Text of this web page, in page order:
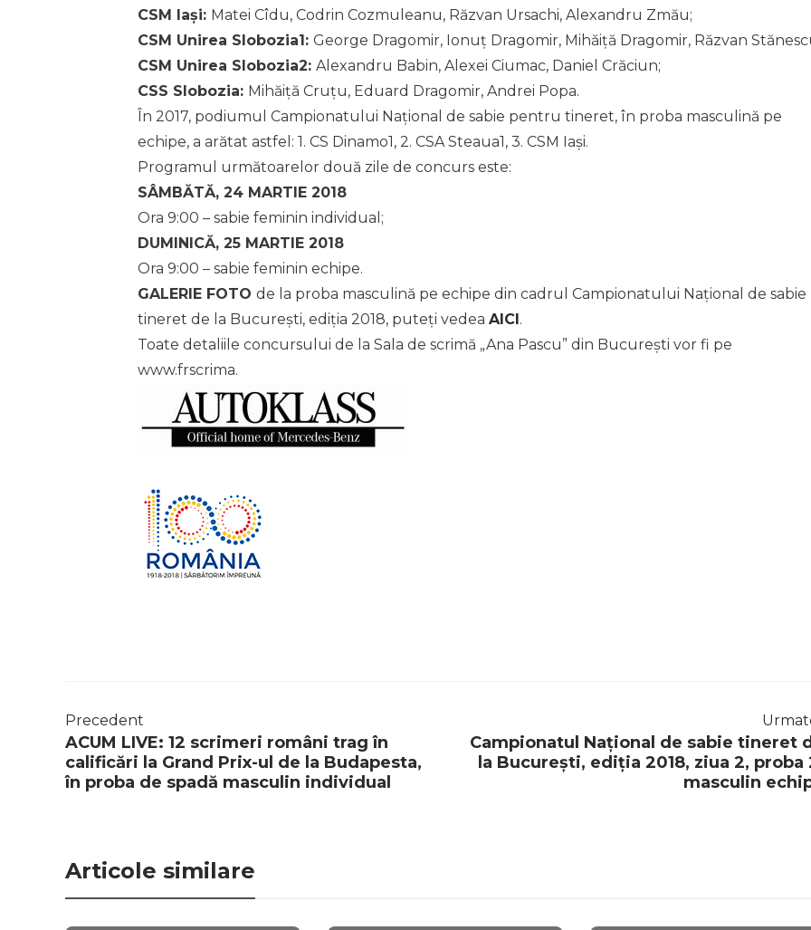
CSM Iași: Matei Cîdu, Codrin Cozmuleanu, Răzvan Ursachi, Alexandru Zmău;
CSM Unirea Slobozia1: George Dragomir, Ionuț Dragomir, Mihăiță Dragomir, Răzvan
CSM Unirea Slobozia2: Alexandru Babin, Alexei Ciumac, Daniel Crăciun;
CSS Slobozia: Mihăiță Cruțu, Eduard Dragomir, Andrei Popa.
În 2017, podiumul Campionatului Național de sabie pentru tineret, în proba masculină pe
echipe, a arătat astfel: 1. CS Dinamo1, 2. CSA Steaua1, 3. CSM Iași.
Programul următoarelor două zile de concurs este:
SÂMBĂTĂ, 24 MARTIE 2018
Ora 9:00 – sabie feminin individual;
DUMINICĂ, 25 MARTIE 2018
Ora 9:00 – sabie feminin echipe.
GALERIE FOTO de la proba masculină pe echipe din cadrul Campionatului Național de sabie
tineret de la București, ediția 2018, puteți vedea AICI .
Toate detaliile concursului de la Sala de scrimă „Ana Pascu” din București vor fi pe
www.frscrima.
Precedent
ACUM LIVE: 12 scrimeri români trag în
calificări la Grand Prix-ul de la Budapesta,
în proba de spadă masculin individual
Campionatul Național de sabie tineret
la București, ediția 2018, ziua 2, proba
masculin
Articole similare